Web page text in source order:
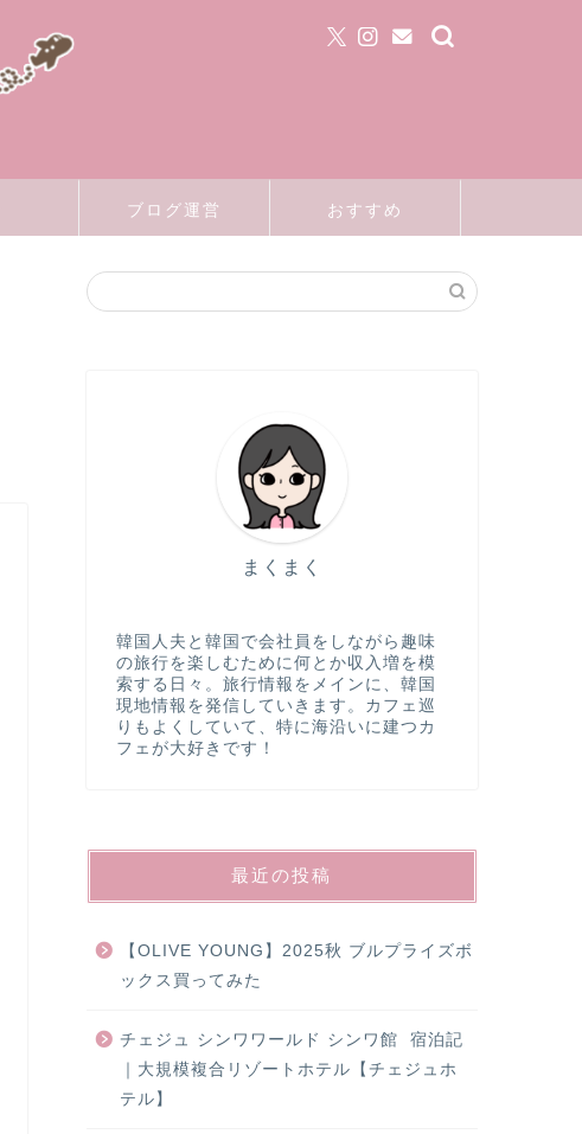
ブログ運営 おすすめ
まくまく
韓国人夫と韓国で会社員をしながら趣味
の旅行を楽しむために何とか収入増を模
索する日々。旅行情報をメインに、韓国
現地情報を発信していきます。カフェ巡
りもよくしていて、特に海沿いに建つカ
フェが大好きです！
最近の投稿
【OLIVE YOUNG】2025秋 ブルプライズボ
ックス買ってみた
チェジュ シンワワールド シンワ館 宿泊記
｜大規模複合リゾートホテル【チェジュホ
テル】